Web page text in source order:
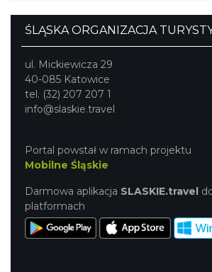
ŚLĄSKA ORGANIZACJA
ul. Mickiewicza 29
40-085 Katowice
tel. (32) 207 207 1
info@slaskie.travel
Portal powstał w ramach projektu
Mobilne Śląskie
Darmowa aplikacja SLASKIE.travel
platformach